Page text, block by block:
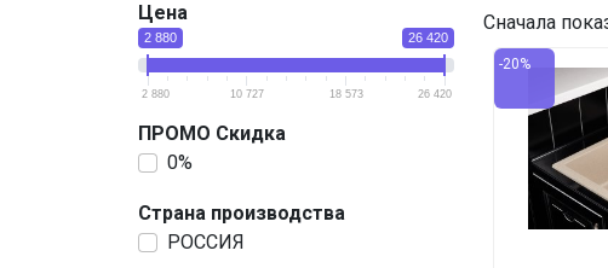
Цена
2 880 26 420
2 880 10 727 18 573 26 420
ПРОМО Скидка
0%
Страна производства
РОССИЯ
Сначала
-20%